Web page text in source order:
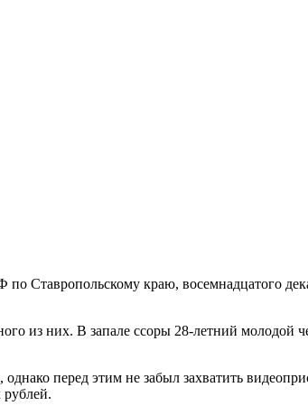
Ставропольскому краю, восемнадцатого
из них. В запале ссоры 28-летний молодой
перед этим не забыл захватить